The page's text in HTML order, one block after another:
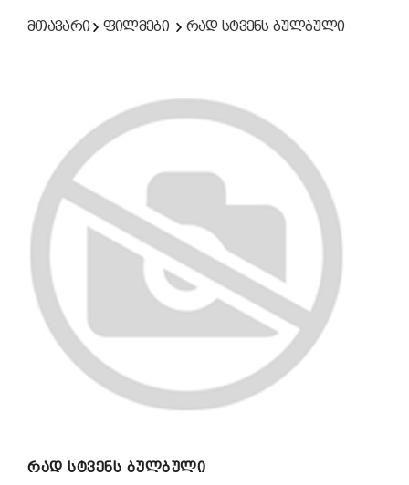
მთავარი ფილმები რად სტვენს ბულბული
რად სტვენს ბულბული